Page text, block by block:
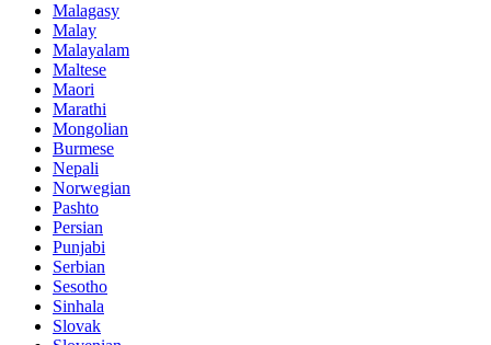
Malagasy
Malay
Malayalam
Maltese
Maori
Marathi
Mongolian
Burmese
Nepali
Norwegian
Pashto
Persian
Punjabi
Serbian
Sesotho
Sinhala
Slovak